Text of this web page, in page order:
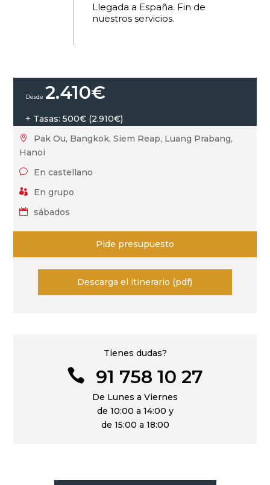
Llegada a España. Fin de
nuestros servicios.
2.410€
+ Tasas: 500€ (2.910€)

Pak Ou, Bangkok, Siem Reap, Luang Prabang,
Hanoi
v En castellano
 En grupo
 sábados
Pide presupuesto
Descarga el itinerario (pdf)
Tienes dudas?
 91 758 10 27
De Lunes a Viernes
de 10:00 a 14:00 y
de 15:00 a 18:00